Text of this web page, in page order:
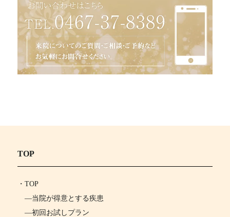
TOP
・ TOP
―当院が得意とする疾患
―初回お試しプラン